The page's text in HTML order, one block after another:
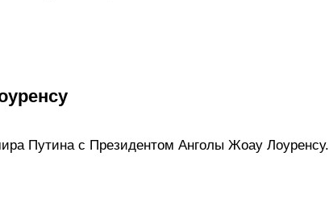
Путина с Президентом Анголы Жоау Лоуренсу.